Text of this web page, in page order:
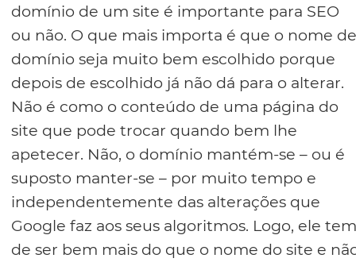
domínio de um site é importante para SEO
ou não. O que mais importa é que o nome de
domínio seja muito bem escolhido porque
depois de escolhido já não dá para o alterar.
Não é como o conteúdo de uma página do
site que pode trocar quando bem lhe
apetecer. Não, o domínio mantém-se – ou é
suposto manter-se – por muito tempo e
independentemente das alterações que
Google faz aos seus algoritmos. Logo, ele tem
de ser bem mais do que o nome do site e